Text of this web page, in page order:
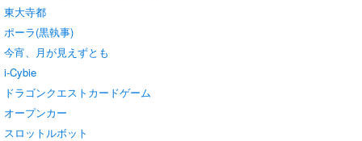
東大寺都
ポーラ(黒執事)
今宵、月が見えずとも
i‑Cybie
ドラゴンクエストカードゲーム
オープンカー
スロットルボット